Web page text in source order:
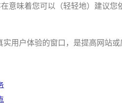
意味着您可以（轻轻地）建议
用户体验的窗口，是提高网站